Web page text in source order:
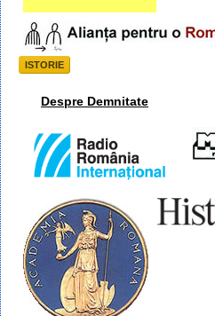
ISTORIE
Despre Demnitate